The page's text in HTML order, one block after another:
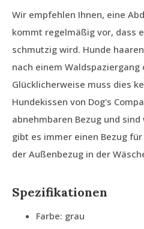
Wir empfehlen Ihnen, eine
kommt regelmäßig vor, dass
schmutzig wird. Hunde
nach einem
Glücklicherweise muss dies
Hundekissen von Dog's
abnehmbaren Bezug und
gibt es immer einen Bezug
der Außenbezug in der
Spezifikationen
Farbe: grau